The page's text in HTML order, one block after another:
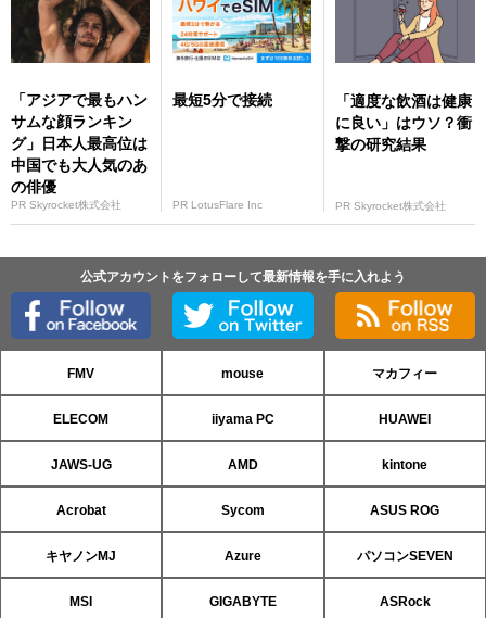
「アジアで最もハン
サムな顔ランキン
グ」日本人最高位は
中国でも大人気のあ
の俳優
PR Skyrocket株式会社
最短5分で接続
PR LotusFlare Inc
「適度な飲酒は健康
に良い」はウソ？衝
撃の研究結果
PR Skyrocket株式会社
公式アカウントをフォローして最新情報を手に入れよう
FMV mouse マカフィー
ELECOM iiyama PC HUAWEI
JAWS-UG AMD kintone
Acrobat Sycom ASUS ROG
キヤノンMJ Azure パソコンSEVEN
MSI GIGABYTE ASRock